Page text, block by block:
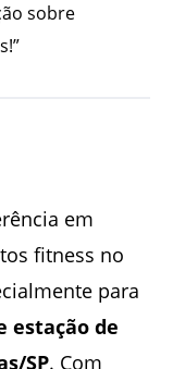
sobre
em
fitness no
para
estação de
SP. Com